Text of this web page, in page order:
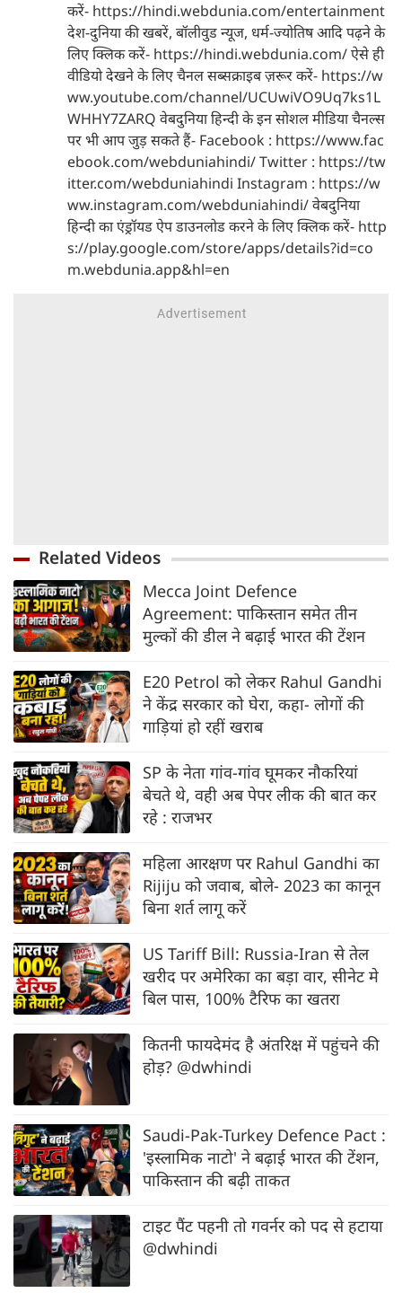
करें- https://hindi.webdunia.com/entertainment
देश-दुनिया की खबरें, बॉलीवुड न्यूज, धर्म-ज्योतिष आदि पढ़ने के
लिए क्लिक करें- https://hindi.webdunia.com/ ऐसे ही
वीडियो देखने के लिए चैनल सब्सक्राइब ज़रूर करें- https://w
ww.youtube.com/channel/UCUwiVO9Uq7ks1L
WHHY7ZARQ वेबदुनिया हिन्दी के इन सोशल मीडिया चैनल्स
पर भी आप जुड़ सकते हैं- Facebook : https://www.fac
ebook.com/webduniahindi/ Twitter : https://tw
itter.com/webduniahindi Instagram : https://w
ww.instagram.com/webduniahindi/ वेबदुनिया
हिन्दी का एंड्रॉयड ऐप डाउनलोड करने के लिए क्लिक करें- http
s://play.google.com/store/apps/details?id=co
m.webdunia.app&hl=en
Related Videos
Mecca Joint Defence
Agreement: पाकिस्तान समेत तीन
मुल्कों की डील ने बढ़ाई भारत की टेंशन
E20 Petrol को लेकर Rahul Gandhi
ने केंद्र सरकार को घेरा, कहा- लोगों की
गाड़ियां हो रहीं खराब
SP के नेता गांव-गांव घूमकर नौकरियां
बेचते थे, वही अब पेपर लीक की बात कर
रहे : राजभर
महिला आरक्षण पर Rahul Gandhi का
Rijiju को जवाब, बोले- 2023 का कानून
बिना शर्त लागू करें
US Tariff Bill: Russia-Iran से तेल
खरीद पर अमेरिका का बड़ा वार, सीनेट मे
बिल पास, 100% टैरिफ का खतरा
कितनी फायदेमंद है अंतरिक्ष में पहुंचने की
होड़? @dwhindi
Saudi-Pak-Turkey Defence Pact :
'इस्लामिक नाटो' ने बढ़ाई भारत की टेंशन,
पाकिस्तान की बढ़ी ताकत
टाइट पैंट पहनी तो गवर्नर को पद से हटाया
@dwhindi